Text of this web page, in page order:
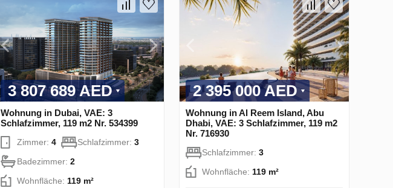
3 807 689 AED
Wohnung in Dubai, VAE: 3
Schlafzimmer, 119 m2 Nr. 534399
Zimmer: 4 Schlafzimmer: 3
Badezimmer: 2
Wohnfläche: 119 m²
2 395 000 AED
Wohnung in Al Reem Island, Abu
Dhabi, VAE: 3 Schlafzimmer, 119 m2
Nr. 716930
Schlafzimmer: 3
Wohnfläche: 119 m²